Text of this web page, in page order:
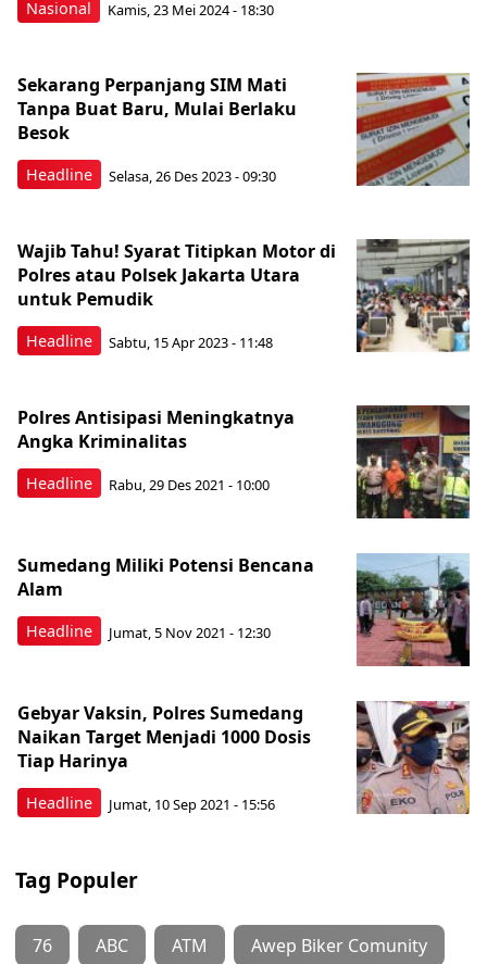
Nasional Kamis, 23 Mei 2024 - 18:30
Headline
Sekarang Perpanjang SIM Mati
Tanpa Buat Baru, Mulai Berlaku
Besok
Selasa, 26 Des 2023 - 09:30
Headline
Wajib Tahu! Syarat Titipkan Motor di
Polres atau Polsek Jakarta Utara
untuk Pemudik
Sabtu, 15 Apr 2023 - 11:48
Headline
Polres Antisipasi Meningkatnya
Angka Kriminalitas
Rabu, 29 Des 2021 - 10:00
Headline
Sumedang Miliki Potensi Bencana
Alam
Jumat, 5 Nov 2021 - 12:30
Headline
Gebyar Vaksin, Polres Sumedang
Naikan Target Menjadi 1000 Dosis
Tiap Harinya
Jumat, 10 Sep 2021 - 15:56
Tag Populer
76 ABC ATM Awep Biker Comunity